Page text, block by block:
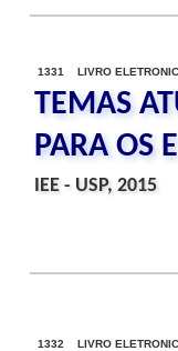
1331 LIVRO
TEMAS
PARA OS
IEE - USP, 2015
1332 LIVRO